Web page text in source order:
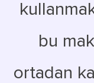
bu
ortadan